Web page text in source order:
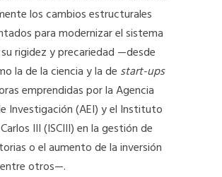
los cambios estructurales
para modernizar el sistema
rigidez y precariedad —desde
la de la ciencia y la de start-ups
emprendidas por la Agencia
Investigación (AEI) y el Instituto
III (ISCIII) en la gestión de
o el aumento de la inversión
entre otros—.